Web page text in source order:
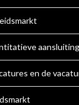
en de